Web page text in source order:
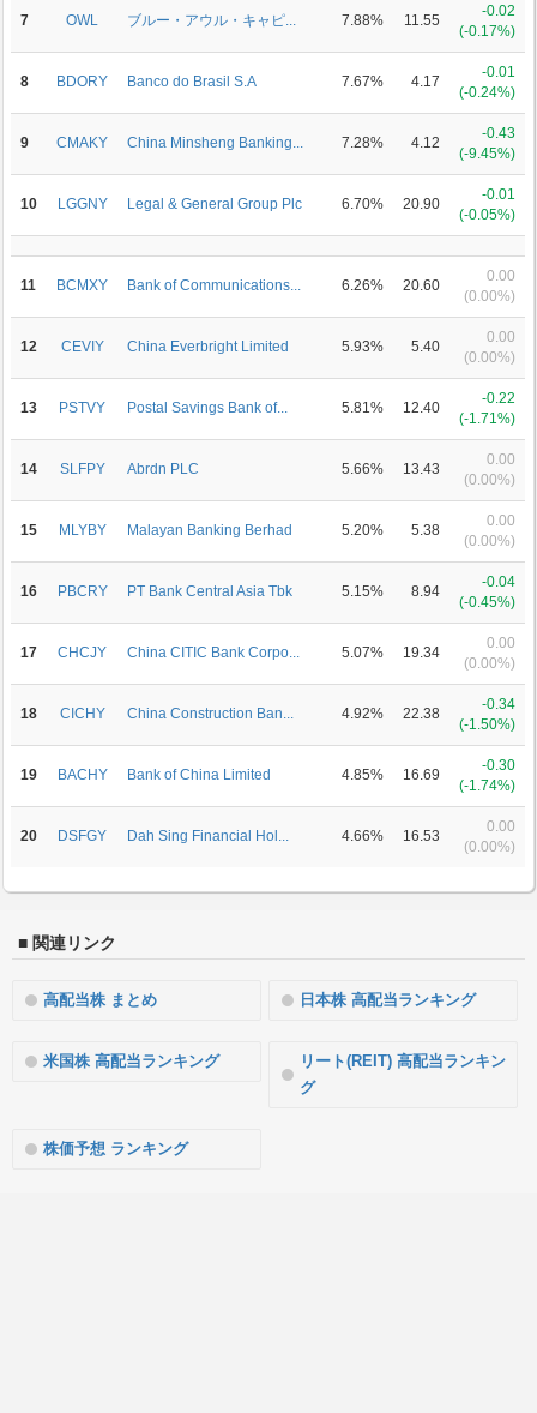
7 OWL ブルー・アウル・キャピ... 7.88% 11.55
-0.02
(-0.17%)
8 BDORY Banco do Brasil S.A 7.67% 4.17
-0.01
(-0.24%)
9 CMAKY China Minsheng Banking... 7.28% 4.12
-0.43
(-9.45%)
10 LGGNY Legal & General Group Plc 6.70% 20.90
-0.01
(-0.05%)
11 BCMXY Bank of Communications... 6.26% 20.60
0.00
(0.00%)
12 CEVIY China Everbright Limited 5.93% 5.40
0.00
(0.00%)
13 PSTVY Postal Savings Bank of... 5.81% 12.40
-0.22
(-1.71%)
14 SLFPY Abrdn PLC 5.66% 13.43
0.00
(0.00%)
15 MLYBY Malayan Banking Berhad 5.20% 5.38
0.00
(0.00%)
16 PBCRY PT Bank Central Asia Tbk 5.15% 8.94
-0.04
(-0.45%)
17 CHCJY China CITIC Bank Corpo... 5.07% 19.34
0.00
(0.00%)
18 CICHY China Construction Ban... 4.92% 22.38
-0.34
(-1.50%)
19 BACHY Bank of China Limited 4.85% 16.69
-0.30
(-1.74%)
20 DSFGY Dah Sing Financial Hol... 4.66% 16.53
0.00
(0.00%)
■ 関連リンク
高配当株 まとめ 日本株 高配当ランキング
米国株 高配当ランキング
リート(REIT) 高配当ランキン
グ
株価予想 ランキング